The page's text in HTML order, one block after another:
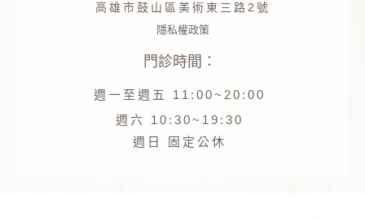
高雄市鼓山區美術東三路2號
隱私權政策
門診時間：
週一至週五 11:00~20:00
週六 10:30~19:30
週日 固定公休